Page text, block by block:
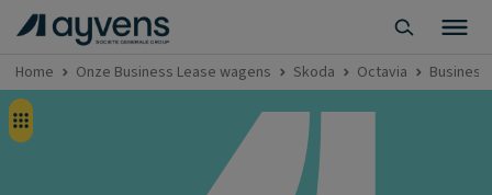
Home Onze Business Lease wagens Skoda Octavia